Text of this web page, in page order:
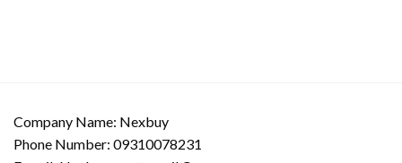
Company Name: Nexbuy
Phone Number: 09310078231